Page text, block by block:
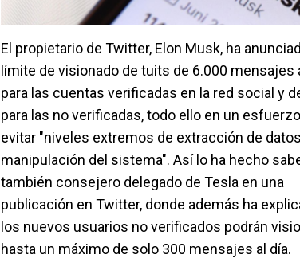
El propietario de Twitter, Elon Musk, ha
límite de visionado de tuits de 6.000 mensajes
para las cuentas verificadas en la red social y
para las no verificadas, todo ello en un
evitar "niveles extremos de extracción de
manipulación del sistema". Así lo ha hecho
también consejero delegado de Tesla en una
publicación en Twitter, donde además ha
los nuevos usuarios no verificados podrán
hasta un máximo de solo 300 mensajes al día.